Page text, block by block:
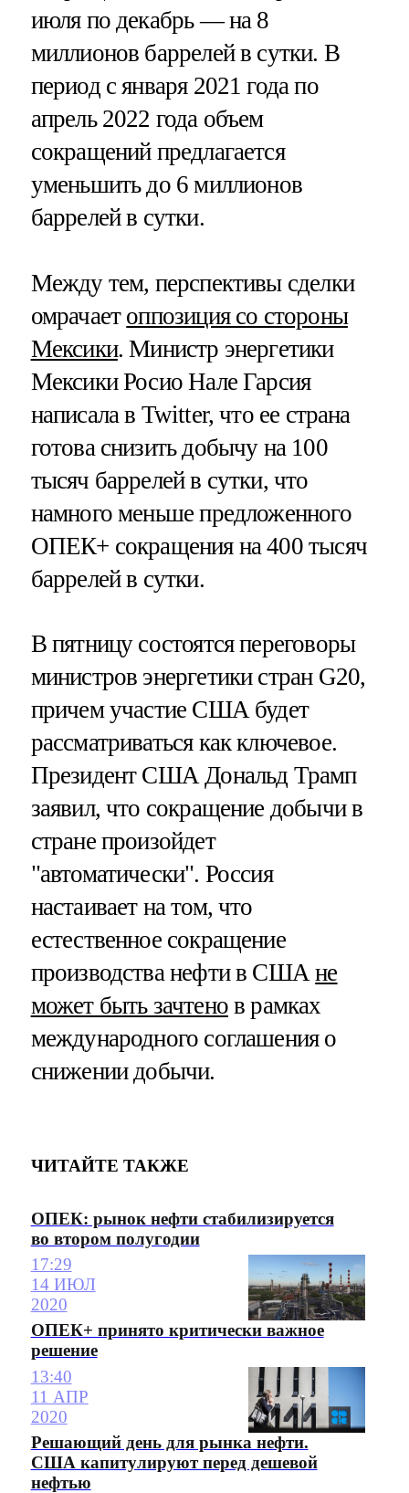
июля по декабрь — на 8
миллионов баррелей в сутки. В
период с января 2021 года по
апрель 2022 года объем
сокращений предлагается
уменьшить до 6 миллионов
баррелей в сутки.
Между тем, перспективы сделки
омрачает оппозиция со стороны
Мексики. Министр энергетики
Мексики Росио Нале Гарсия
написала в Twitter, что ее страна
готова снизить добычу на 100
тысяч баррелей в сутки, что
намного меньше предложенного
ОПЕК+ сокращения на 400 тысяч
баррелей в сутки.
В пятницу состоятся переговоры
министров энергетики стран G20,
причем участие США будет
рассматриваться как ключевое.
Президент США Дональд Трамп
заявил, что сокращение добычи в
стране произойдет
"автоматически". Россия
настаивает на том, что
естественное сокращение
производства нефти в СШАне
может быть зачтенов рамках
международного соглашения о
снижении добычи.
ЧИТАЙТЕ ТАКЖЕ
ОПЕК: рынок нефти стабилизируется
во втором полугодии
17:29
14 ИЮЛ
2020
ОПЕК+ принято критически важное
решение
13:40
11 АПР
2020
Решающий день для рынка нефти.
США капитулируют перед дешевой
нефтью